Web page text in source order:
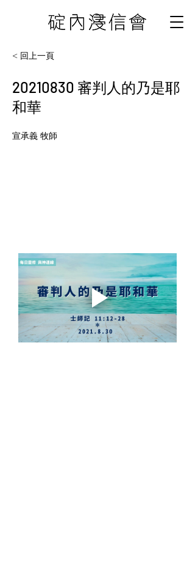
< 回上一頁
20210830 審判人的乃是耶
和華
宣承義 牧師